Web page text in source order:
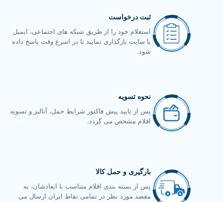
ثبت درخواست
استعلام خود را از طریق شبکه های اجتماعی، ایمیل
یا سایت بارگذاری نمایید تا در اسرع وقت پاسخ داده
شود.
نحوه تسویه
پس از تایید پیش فاکتور شرایط حمل، آنالیز و تسویه
اقلام مشخص می گردد.
بارگیری و حمل کالا
پس از بسته بندی اقلام متناسب با ابعادشان، به
مقصد مورد نظر در تمامی نقاط ایران ارسال می